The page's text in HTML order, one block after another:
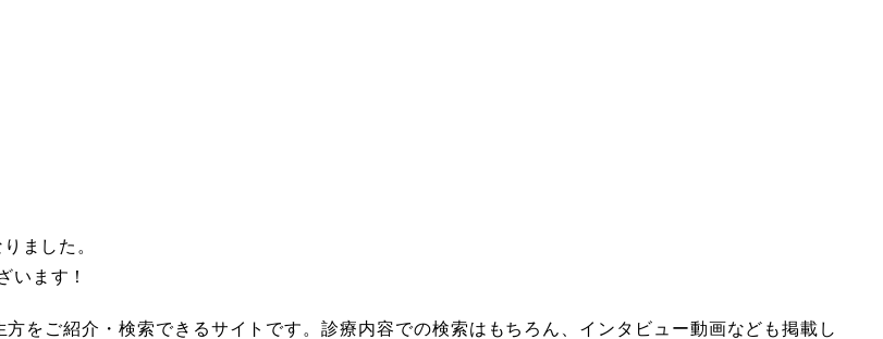
ました。
います！
をご紹介・検索できるサイトです。診療内容での検索はもちろん、インタビュー動画なども掲載し